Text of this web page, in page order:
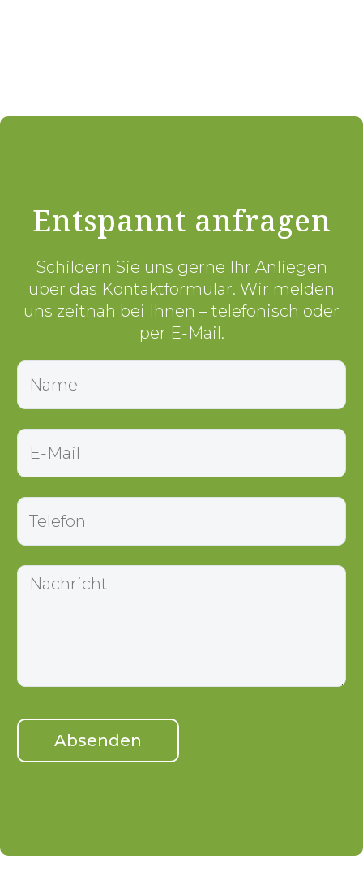
Entspannt anfragen
Schildern Sie uns gerne Ihr Anliegen
über das Kontaktformular. Wir melden
uns zeitnah bei Ihnen – telefonisch oder
per E-Mail.